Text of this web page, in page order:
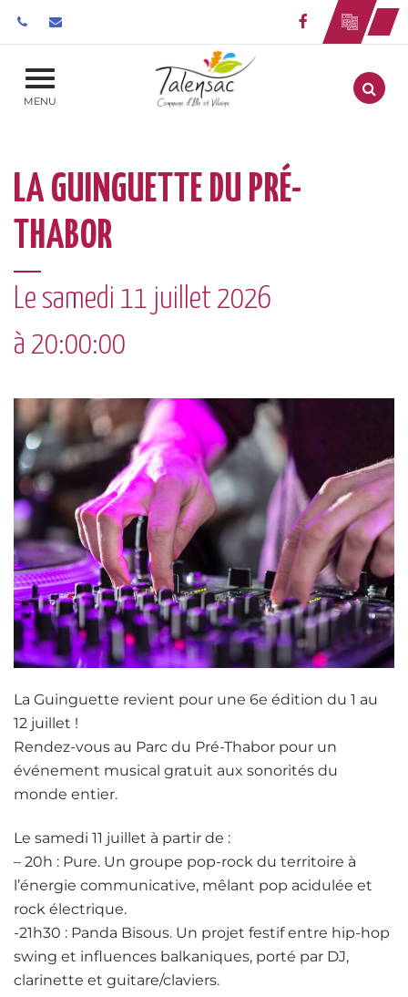
Lien vers le
MENU Aller
LA GUINGUETTE DU PRÉ-
THABOR
Le samedi 11 juillet 2026
à 20:00:00
La Guinguette revient pour une 6e édition du 1 au
12 juillet !
Rendez-vous au Parc du Pré-Thabor pour un
événement musical gratuit aux sonorités du
monde entier.
Le samedi 11 juillet à partir de :
– 20h : Pure. Un groupe pop-rock du territoire à
l’énergie communicative, mêlant pop acidulée et
rock électrique.
-21h30 : Panda Bisous. Un projet festif entre hip-hop
swing et influences balkaniques, porté par DJ,
clarinette et guitare/claviers.